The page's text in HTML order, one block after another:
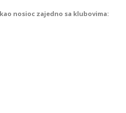
nosioc zajedno sa klubovima: